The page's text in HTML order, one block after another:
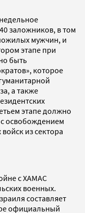
заложников, в том
мужчин, и
этапе при
быть
которое
а также
этапе должно
освобождением
из сектора
с ХАМАС
военных.
составляет
официальный